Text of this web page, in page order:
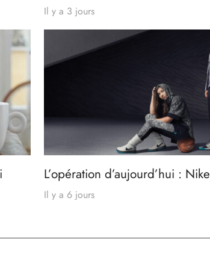
Il y a 3 jours
L’opération d’aujourd’hui : Nike
Il y a 6 jours